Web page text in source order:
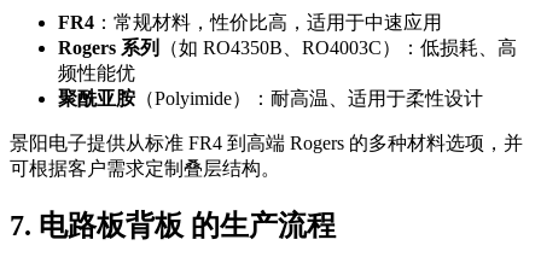
FR4 ：常规材料，性价比高，适用于中速应用
Rogers 系列
（如 RO4350B、RO4003C）：低损耗、高
频性能优
聚酰亚胺 （Polyimide）：耐高温、适用于柔性设计
景阳电子提供从标准 FR4 到高端 Rogers 的多种材料选项，并
可根据客户需求定制叠层结构。
7. 电路板背板 的生产流程